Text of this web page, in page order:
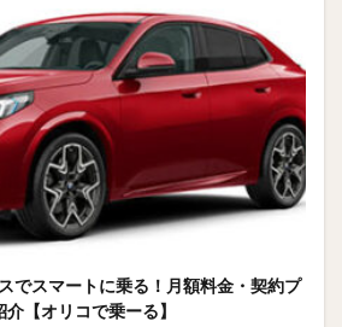
でスマートに乗る！月額料金・契約プ
【オリコで乗ーる】